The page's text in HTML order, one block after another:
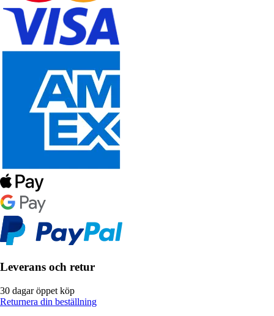
Leverans och retur
30 dagar öppet köp
Returnera din beställning